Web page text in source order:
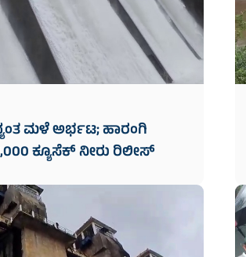
ಮಳೆ‌ ಅರ್ಭಟ; ಹಾರಂಗಿ
ಕ್ಯೂಸೆಕ್ ನೀರು ರಿಲೀಸ್‌